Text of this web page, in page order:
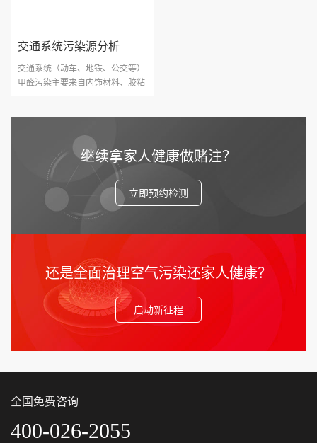
交通系统污染源分析
交通系统（动车、地铁、公交等）
甲醛污染主要来自内饰材料、胶粘
继续拿家人健康做赌注？
立即预约检测
还是全面治理空气污染还家人健康？
启动新征程
全国免费咨询
400-026-2055